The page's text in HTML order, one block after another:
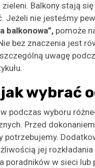
Balkony stają
Jeżeli nie jesteśmy
balkonowa”, pomoże
bez znaczenia jest
uwagę
wybrać
podczas wyboru
Przed
jej
w sieci